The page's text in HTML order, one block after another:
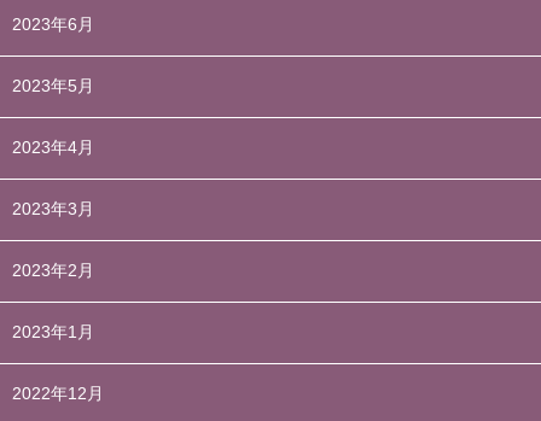
2023年6月
2023年5月
2023年4月
2023年3月
2023年2月
2023年1月
2022年12月